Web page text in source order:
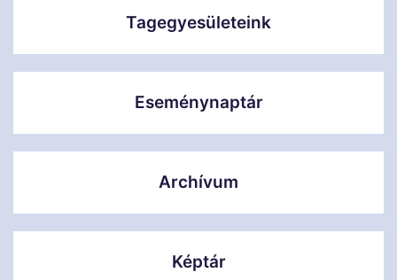
Tagegyesületeink
Eseménynaptár
Archívum
Képtár